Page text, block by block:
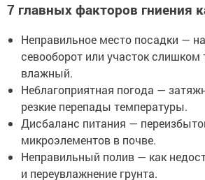
7 главных факторов гниения
Неправильное место посадки —
севооборот или участок слишком
влажный.
Неблагоприятная погода —
резкие перепады температуры.
Дисбаланс питания —
микроэлементов в почве.
Неправильный полив — как
и переувлажнение грунта.